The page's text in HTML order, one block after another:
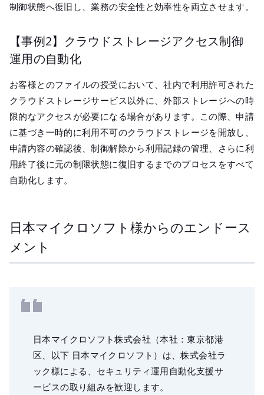
制御状態へ復旧し、業務の安全性と効率性を両立させます。
【事例2】クラウドストレージアクセス制御
運用の自動化
お客様とのファイルの授受において、社内で利用許可された
クラウドストレージサービス以外に、外部ストレージへの時
限的なアクセスが必要になる場合があります。この際、申請
に基づき一時的に利用不可のクラウドストレージを開放し、
申請内容の確認後、制御解除から利用記録の管理、さらに利
用終了後に元の制限状態に復旧するまでのプロセスをすべて
自動化します。
日本マイクロソフト様からのエンドース
メント
日本マイクロソフト株式会社（本社：東京都港
区、以下 日本マイクロソフト）は、株式会社ラ
ック様による、セキュリティ運用自動化支援サ
ービスの取り組みを歓迎します。